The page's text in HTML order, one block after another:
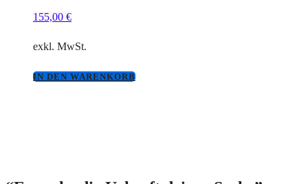
155,00 €
exkl. MwSt.
IN DEN WARENKORB